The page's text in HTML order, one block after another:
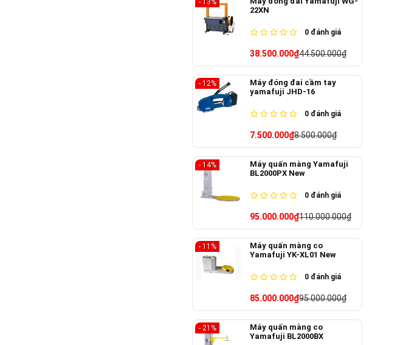
- 13%
22XN
0 đánh giá
38.500.000₫44.500.000₫
- 12%
Máy đóng đai cầm tay
yamafuji JHD-16
0 đánh giá
7.500.000₫8.500.000₫
- 14%
Máy quấn màng Yamafuji
BL2000PX New
0 đánh giá
95.000.000₫110.000.000₫
- 11%
Máy quấn màng co
Yamafuji YK-XL01 New
0 đánh giá
85.000.000₫95.000.000₫
- 21%
Máy quấn màng co
Yamafuji BL2000BX